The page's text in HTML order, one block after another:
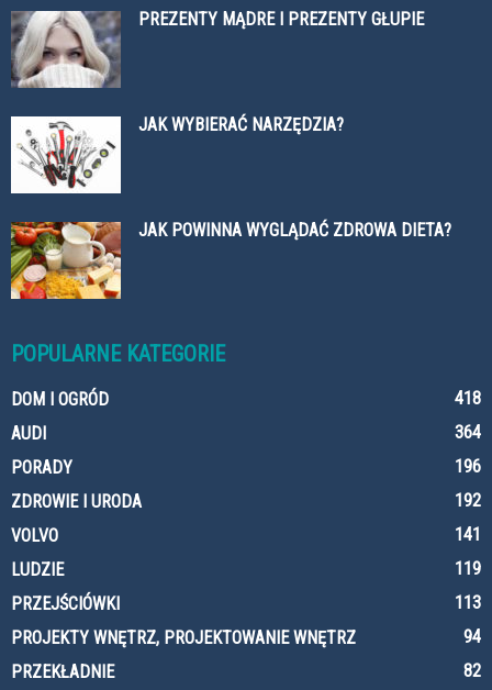
PREZENTY MĄDRE I PREZENTY GŁUPIE
JAK WYBIERAĆ NARZĘDZIA?
JAK POWINNA WYGLĄDAĆ ZDROWA DIETA?
POPULARNE KATEGORIE
DOM I OGRÓD
418
AUDI
364
PORADY
196
ZDROWIE I URODA
192
VOLVO
141
LUDZIE
119
PRZEJŚCIÓWKI
113
PROJEKTY WNĘTRZ, PROJEKTOWANIE WNĘTRZ
94
PRZEKŁADNIE
82